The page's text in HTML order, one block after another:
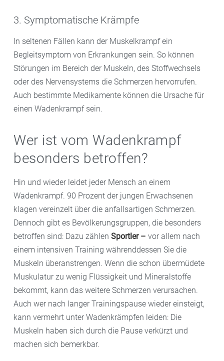
3. Symptomatische Krämpfe
In seltenen Fällen kann der Muskelkrampf ein
Begleitsymptom von Erkrankungen sein. So können
Störungen im Bereich der Muskeln, des Stoffwechsels
oder des Nervensystems die Schmerzen hervorrufen.
Auch bestimmte Medikamente können die Ursache für
einen Wadenkrampf sein.
Wer ist vom Wadenkrampf
besonders betroffen?
Hin und wieder leidet jeder Mensch an einem
Wadenkrampf. 90 Prozent der jungen Erwachsenen
klagen vereinzelt über die anfallsartigen Schmerzen.
Dennoch gibt es Bevölkerungsgruppen, die besonders
betroffen sind: Dazu zählen Sportler – vor allem nach
einem intensiven Training währenddessen Sie die
Muskeln überanstrengen. Wenn die schon übermüdete
Muskulatur zu wenig Flüssigkeit und Mineralstoffe
bekommt, kann das weitere Schmerzen verursachen.
Auch wer nach langer Trainingspause wieder einsteigt,
kann vermehrt unter Wadenkrämpfen leiden: Die
Muskeln haben sich durch die Pause verkürzt und
machen sich bemerkbar.